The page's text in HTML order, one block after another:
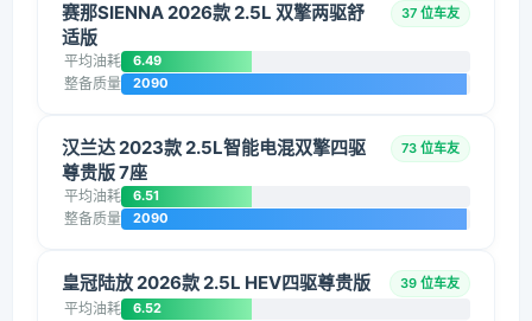
赛那SIENNA 2026款 2.5L 双擎两驱舒
适版
37 位车友
平均油耗 6.49
整备质量 2090
汉兰达 2023款 2.5L智能电混双擎四驱
尊贵版 7座
73 位车友
平均油耗 6.51
整备质量 2090
皇冠陆放 2026款 2.5L HEV四驱尊贵版 39 位车友
平均油耗 6.52